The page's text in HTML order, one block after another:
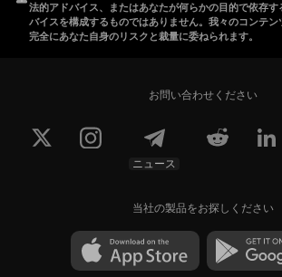
法的アドバイス、またはあなたが何らかの目的で依存
バイスを構成するものではありません。我々のコンテン
完全にあなた自身のリスクと裁量に委ねられます。
お問い合わせください
ニュース
当社の製品をお探しください